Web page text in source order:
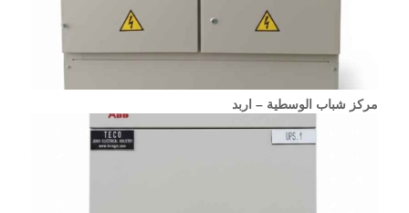
مركز شباب الوسطية – اربد